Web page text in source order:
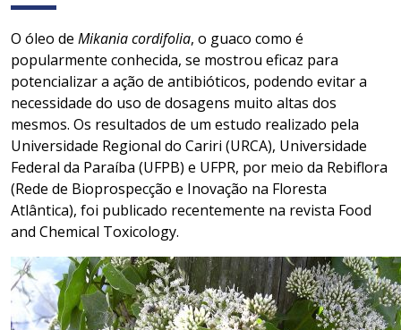
O óleo de Mikania cordifolia, o guaco como é
popularmente conhecida, se mostrou eficaz para
potencializar a ação de antibióticos, podendo evitar a
necessidade do uso de dosagens muito altas dos
mesmos. Os resultados de um estudo realizado pela
Universidade Regional do Cariri (URCA), Universidade
Federal da Paraíba (UFPB) e UFPR, por meio da Rebiflora
(Rede de Bioprospecção e Inovação na Floresta
Atlântica), foi publicado recentemente na revista Food
and Chemical Toxicology.